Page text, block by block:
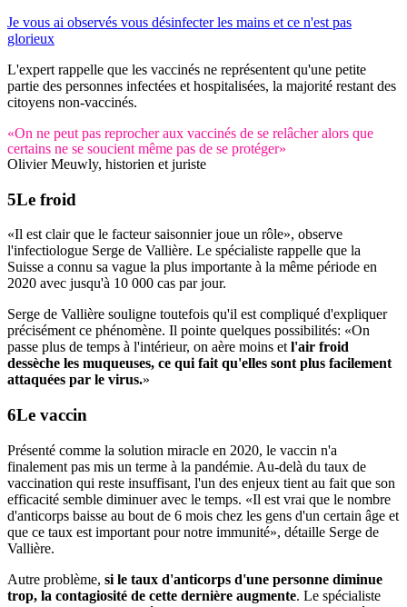
Je vous ai observés vous désinfecter les mains et ce n'est pas
glorieux
L'expert rappelle que les vaccinés ne représentent qu'une petite
partie des personnes infectées et hospitalisées, la majorité restant des
citoyens non-vaccinés.
«On ne peut pas reprocher aux vaccinés de se relâcher alors que
certains ne se soucient même pas de se protéger»
Olivier Meuwly, historien et juriste
Le froid
«Il est clair que le facteur saisonnier joue un rôle», observe
l'infectiologue Serge de Vallière. Le spécialiste rappelle que la
Suisse a connu sa vague la plus importante à la même période en
2020 avec jusqu'à 10 000 cas par jour.
Serge de Vallière souligne toutefois qu'il est compliqué d'expliquer
précisément ce phénomène. Il pointe quelques possibilités: «On
passe plus de temps à l'intérieur, on aère moins et l'air froid
dessèche les muqueuses, ce qui fait qu'elles sont plus facilement
attaquées par le virus.»
Le vaccin
Présenté comme la solution miracle en 2020, le vaccin n'a
finalement pas mis un terme à la pandémie. Au-delà du taux de
vaccination qui reste insuffisant, l'un des enjeux tient au fait que son
efficacité semble diminuer avec le temps. «Il est vrai que le nombre
d'anticorps baisse au bout de 6 mois chez les gens d'un certain âge et
que ce taux est important pour notre immunité», détaille Serge de
Vallière.
Autre problème, si le taux d'anticorps d'une personne diminue
trop, la contagiosité de cette dernière augmente. Le spécialiste